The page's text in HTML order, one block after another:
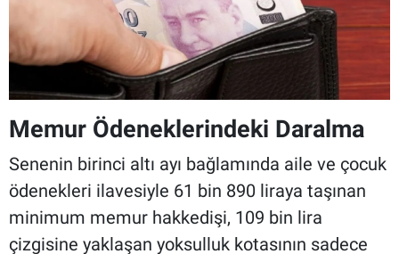
Memur Ödeneklerindeki Daralma
Senenin birinci altı ayı bağlamında aile ve çocuk
ödenekleri ilavesiyle 61 bin 890 liraya taşınan
minimum memur hakkedişi, 109 bin lira
çizgisine yaklaşan yoksulluk kotasının sadece